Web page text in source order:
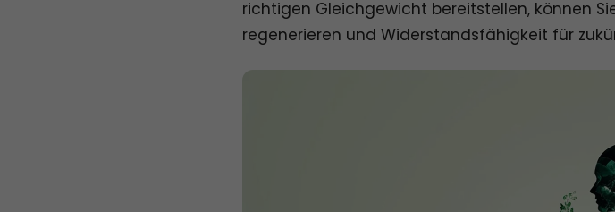
richtigen Gleichgewicht bereitstellen, können
regenerieren und Widerstandsfähigkeit für